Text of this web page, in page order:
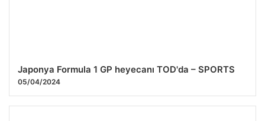
Japonya Formula 1 GP heyecanı TOD'da – SPORTS
05/04/2024